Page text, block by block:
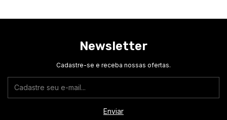
Newsletter
Cadastre-se e receba nossas ofertas.